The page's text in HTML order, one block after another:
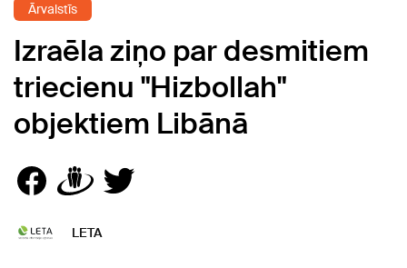
Ārvalstīs
Izraēla ziņo par desmitiem
triecienu "Hizbollah"
objektiem Libānā
LETA